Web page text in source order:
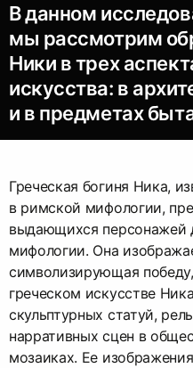
В данном
мы рассмотрим
Ники в трех
искусства: в
и в предметах
Греческая богиня Ника,
в римской мифологии,
выдающихся персонажей
мифологии. Она
символизирующая
греческом искусстве
скульптурных статуй,
нарративных сцен в
мозаиках. Ее